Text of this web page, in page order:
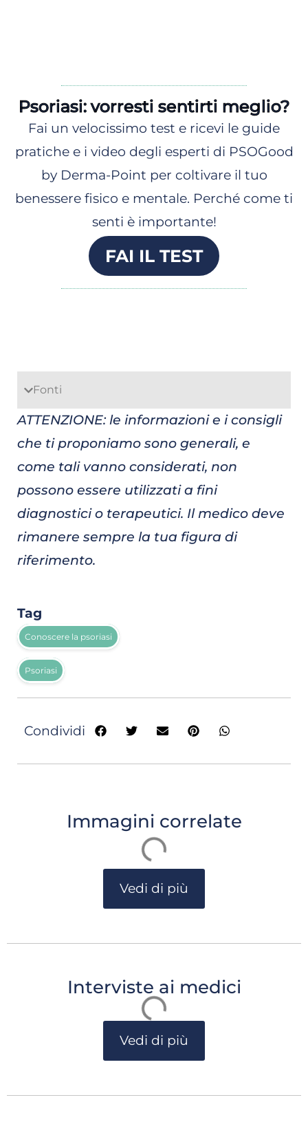
Psoriasi: vorresti sentirti meglio?
Fai un velocissimo test e ricevi le guide
pratiche e i video degli esperti di PSOGood
by Derma-Point per coltivare il tuo
benessere fisico e mentale. Perché come ti
senti è importante!
FAI IL TEST
Fonti
ATTENZIONE: le informazioni e i consigli
che ti proponiamo sono generali, e
come tali vanno considerati, non
possono essere utilizzati a fini
diagnostici o terapeutici. Il medico deve
rimanere sempre la tua figura di
riferimento.
Tag
Conoscere la psoriasi
Psoriasi
Condividi
Immagini correlate
Vedi di più
Interviste ai medici
Vedi di più